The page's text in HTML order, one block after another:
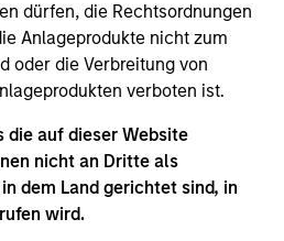
dürfen, die Rechtsordnungen
Anlageprodukte nicht zum
oder die Verbreitung von
verboten ist.
die auf dieser Website
nicht an Dritte als
dem Land gerichtet sind, in
wird.
management platform
holds an M.B.A. from
and a B.S. in Engineering
Members.